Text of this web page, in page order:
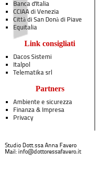
Banca d'Italia
CCIAA di Venezia
Città di San Donà di Piave
Equitalia
Link consigliati
Dacos Sistemi
Italpol
Telematika srl
Partners
Ambiente e sicurezza
Finanza & Impresa
Privacy
Studio Dott.ssa Anna Favero
Mail: info@dottoressafavero.it